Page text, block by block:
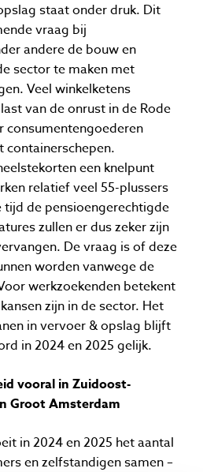
staat onder druk. Dit
vraag bij
andere de bouw en
sector te maken met
Veel winkelketens
van de onrust in de Rode
consumentengoederen
een knelpunt
relatief veel 55-plussers
tijd de pensioengerechtigde
zullen er dus zeker zijn
De vraag is of deze
worden vanwege de
werkzoekenden betekent
zijn in de sector. Het
in vervoer & opslag blijft
in 2024 en 2025 gelijk.
vooral in Zuidoost-
Groot Amsterdam
in 2024 en 2025 het aantal
en zelfstandigen samen –